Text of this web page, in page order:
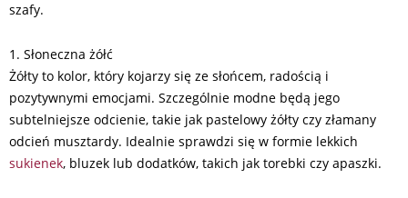
szafy.
1. Słoneczna żółć
Żółty to kolor, który kojarzy się ze słońcem, radością i
pozytywnymi emocjami. Szczególnie modne będą jego
subtelniejsze odcienie, takie jak pastelowy żółty czy złamany
odcień musztardy. Idealnie sprawdzi się w formie lekkich
sukienek, bluzek lub dodatków, takich jak torebki czy apaszki.